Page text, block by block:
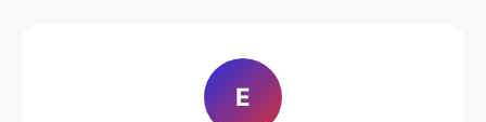
E